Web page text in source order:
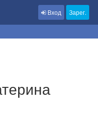
Вход Зарег.